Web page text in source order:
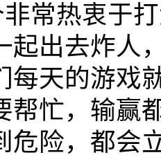
常热衷于
起出去炸人
每天的游戏
帮忙，输赢
危险，都会